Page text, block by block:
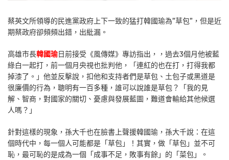
蔡英文所領導的民進黨政府上下一致的猛打韓國瑜為”草包”，但是近
期蔡政府卻頻頻出錯，出紕漏。
高雄市長韓國瑜日前接受《風傳媒》專訪指出，，過去3個月他被藍
綠白一起打，前一個月央視也批判他，「連紅的也在打，打得我都
掉漆了。」他並反擊說，扣他和支持者們是草包、土包子或黑道是
很廉價的行為，聰明有一百多種，誰可以說誰是草包？「我的見
解、智商，對國家的關切、憂慮與發展藍圖，難道會輸給其他候選
人嗎？」
針對這樣的現象，孫大千也在臉書上聲援韓國瑜，孫大千說：在這
個時代中，每一個人可能都是「草包」！其實，做「草包」並不可
恥，最可恥的是成為一個「成事不足，敗事有餘」的「菜包」。